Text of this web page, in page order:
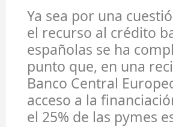
Ya sea por una
el recurso al crédito
españolas se ha
punto que, en una
Banco Central
acceso a la
el 25% de las pymes